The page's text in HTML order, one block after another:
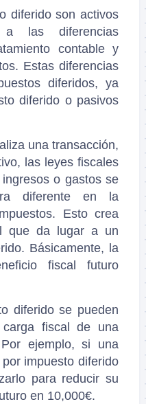
diferido son activos
las diferencias
contable y
Estas diferencias
diferidos, ya
diferido o pasivos
una transacción,
las leyes fiscales
o gastos se
diferente en la
Esto crea
que da lugar a un
Básicamente, la
fiscal futuro
diferido se pueden
fiscal de una
ejemplo, si una
impuesto diferido
para reducir su
en 10,000€.